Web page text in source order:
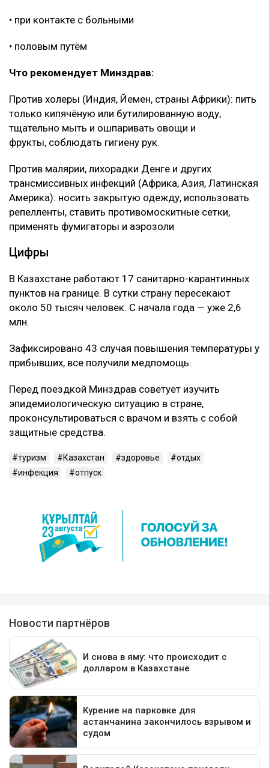
• при контакте с больными
• половым путём
Что рекомендует Минздрав:
Против холеры (Индия, Йемен, страны Африки): пить
только кипячёную или бутилированную воду,
тщательно мыть и ошпаривать овощи и
фрукты, соблюдать гигиену рук.
Против малярии, лихорадки Денге и других
трансмиссивных инфекций (Африка, Азия, Латинская
Америка): носить закрытую одежду, использовать
репелленты, ставить противомоскитные сетки,
применять фумигаторы и аэрозоли
Цифры
В Казахстане работают 17 санитарно-карантинных
пунктов на границе. В сутки страну пересекают
около 50 тысяч человек. С начала года — уже 2,6
млн.
Зафиксировано 43 случая повышения температуры у
прибывших, все получили медпомощь.
Перед поездкой Минздрав советует изучить
эпидемиологическую ситуацию в стране,
проконсультироваться с врачом и взять с собой
защитные средства.
туризм Казахстан здоровье
отдых
инфекция
отпуск